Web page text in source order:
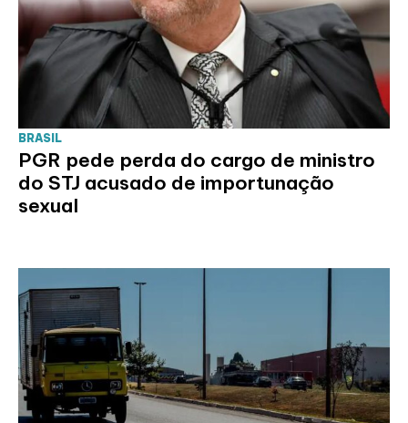
BRASIL
PGR pede perda do cargo de ministro
do STJ acusado de importunação
sexual